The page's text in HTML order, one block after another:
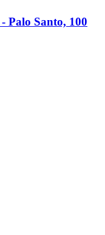
Palo Santo, 100